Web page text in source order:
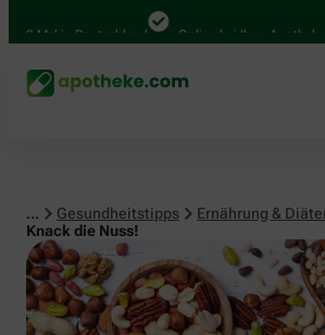
Mal in Deutschland Online bei Ihrer Apotheke
... Gesundheitstipps
Ernährung &
Knack die Nuss!
Ernährung & Diäten